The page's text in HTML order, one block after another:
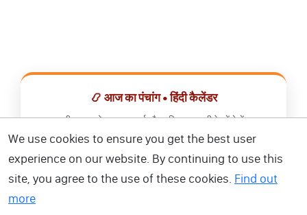
📿 आज का पंचांग • हिंदी कैलेंडर
सभी व्रत, त्योहार, शुभ मुहूर्त और राशिफल एक ही ऐप में देखें।
📅 हिंदी कैलेंडर ऐप डाउनलोड करें
We use cookies to ensure you get the best user
experience on our website. By continuing to use this
site, you agree to the use of these cookies. Find out
more